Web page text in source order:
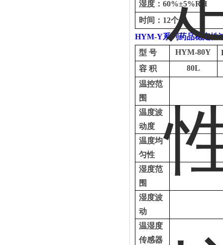
湿度： 60%±5%RH
时间： 12个月
HYM-Y系列药品稳定性
型 号 HYM-80Y
容 积
80L
温控范
围
温度波
动度
温度均
匀性
湿度范
围
湿度波
动
温湿度
传感器